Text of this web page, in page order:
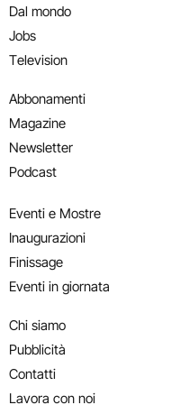
Dal mondo
Jobs
Television
Abbonamenti
Magazine
Newsletter
Podcast
Eventi e Mostre
Inaugurazioni
Finissage
Eventi in giornata
Chi siamo
Pubblicità
Contatti
Lavora con noi